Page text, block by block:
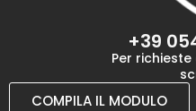
+39
Per
COMPILA IL MODULO